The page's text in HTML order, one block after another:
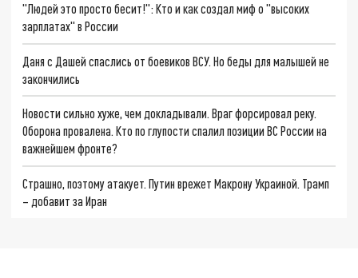
"Людей это просто бесит!": Кто и как создал миф о "высоких
зарплатах" в России
Даня с Дашей спаслись от боевиков ВСУ. Но беды для малышей не
закончились
Новости сильно хуже, чем докладывали. Враг форсировал реку.
Оборона провалена. Кто по глупости спалил позиции ВС России на
важнейшем фронте?
Страшно, поэтому атакует. Путин врежет Макрону Украиной. Трамп
– добавит за Иран